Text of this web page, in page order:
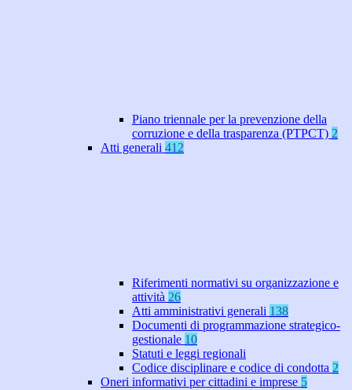
Piano triennale per la prevenzione della
corruzione e della trasparenza (PTPCT) 2
Atti generali 412
Riferimenti normativi su organizzazione e
attività 26
Atti amministrativi generali 138
Documenti di programmazione strategico-
gestionale 10
Statuti e leggi regionali
Codice disciplinare e codice di condotta 2
Oneri informativi per cittadini e imprese 5